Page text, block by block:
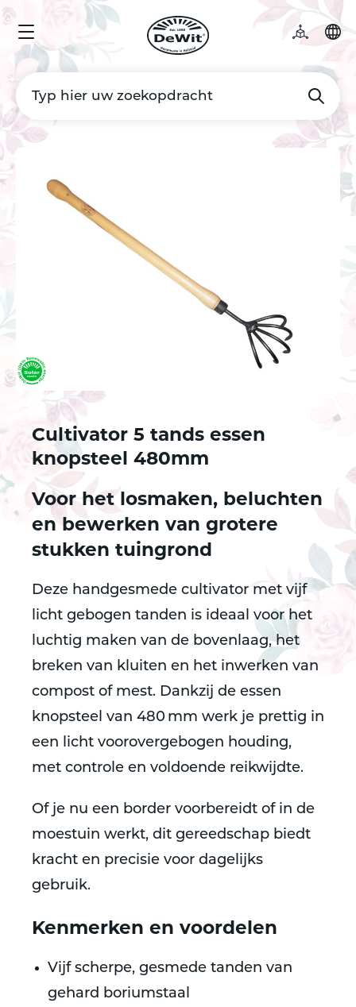
Cultivator 5 tands essen
knopsteel 480mm
Voor het losmaken, beluchten
en bewerken van grotere
stukken tuingrond
Deze handgesmede cultivator met vijf
licht gebogen tanden is ideaal voor het
luchtig maken van de bovenlaag, het
breken van kluiten en het inwerken van
compost of mest. Dankzij de essen
knopsteel van 480 mm werk je prettig in
een licht voorovergebogen houding,
met controle en voldoende reikwijdte.
Of je nu een border voorbereidt of in de
moestuin werkt, dit gereedschap biedt
kracht en precisie voor dagelijks
gebruik.
Kenmerken en voordelen
Vijf scherpe, gesmede tanden van
gehard boriumstaal